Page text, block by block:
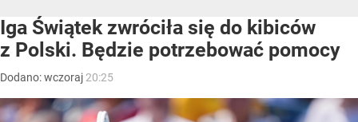
Iga Świątek zwróciła się do kibiców
z Polski. Będzie potrzebować pomocy
Dodano:wczoraj 20:25